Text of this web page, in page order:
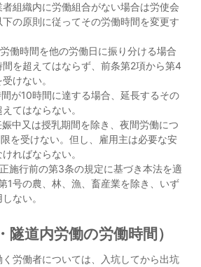
組織内に労働組合がない場合は労使会
の原則に従ってその労働時間を変更す
働時間を他の労働日に振り分ける場合
を超えてはならず、前条第2項から第4
けない。
が10時間に達する場合、延長するその
てはならない。
中又は授乳期間を除き、夜間労働につ
を受けない。但し、雇用主は必要な安
ればならない。
施行前の第3条の規定に基づき本法を適
1号の農、林、漁、畜産業を除き、いず
ない。
隧道内労働の労働時間）
労働者については、入坑してから出坑